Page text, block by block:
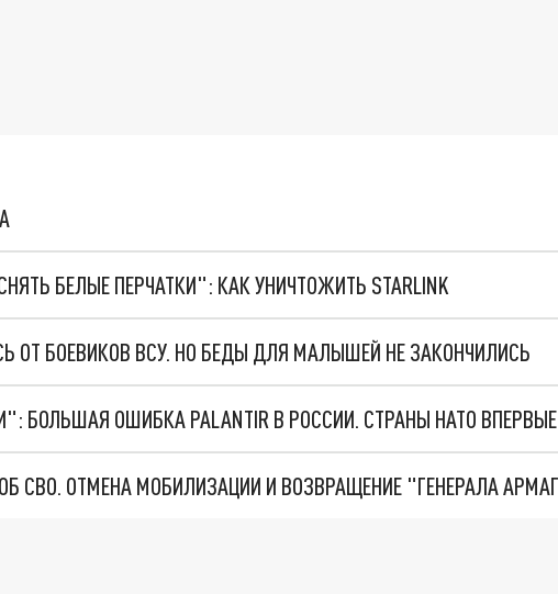
БЕЛЫЕ ПЕРЧАТКИ": КАК УНИЧТОЖИТЬ STARLINK
ОТ БОЕВИКОВ ВСУ. НО БЕДЫ ДЛЯ МАЛЫШЕЙ НЕ ЗАКОНЧИЛИСЬ